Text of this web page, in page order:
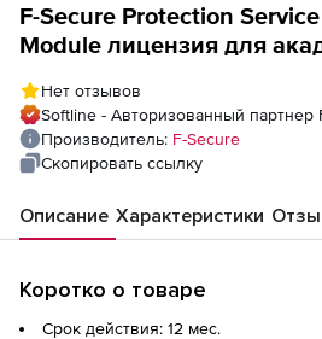
F-Secure Protection
Module лицензия для
Количество лицензий
Нет отзывов
Softline - Авторизованный партнер
Производитель: F-Secure
Скопировать ссылку
Описание Характеристики
Коротко о товаре
Срок действия: 12 мес.